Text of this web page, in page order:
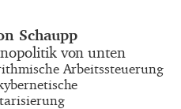
Schaupp
von unten
Arbeitssteuerung